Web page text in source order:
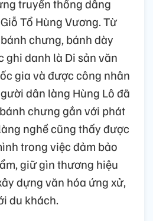
truyền thống dâng
Tổ Hùng Vương. Từ
chưng, bánh dày
ghi danh là Di sản văn
gia và được công nhân
dân làng Hùng Lô đã
chưng gắn với phát
nghề cũng thấy được
trong việc đảm bảo
giữ gìn thương hiệu
dựng văn hóa ứng xử,
du khách.